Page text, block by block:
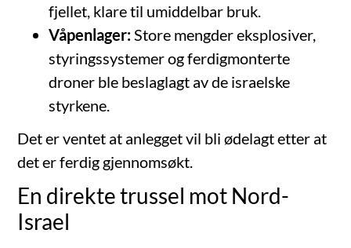
fjellet, klare til umiddelbar bruk.
Våpenlager: Store mengder eksplosiver,
styringssystemer og ferdigmonterte
droner ble beslaglagt av de israelske
styrkene.
Det er ventet at anlegget vil bli ødelagt etter at
det er ferdig gjennomsøkt.
En direkte trussel mot Nord-
Israel